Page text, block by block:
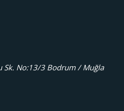
Sk. No:13/3 Bodrum / Muğla